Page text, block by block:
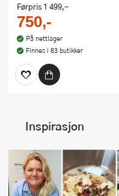
Førpris 1 499,-
750,-
På nettlager
Finnes i 83 butikker
Inspirasjon